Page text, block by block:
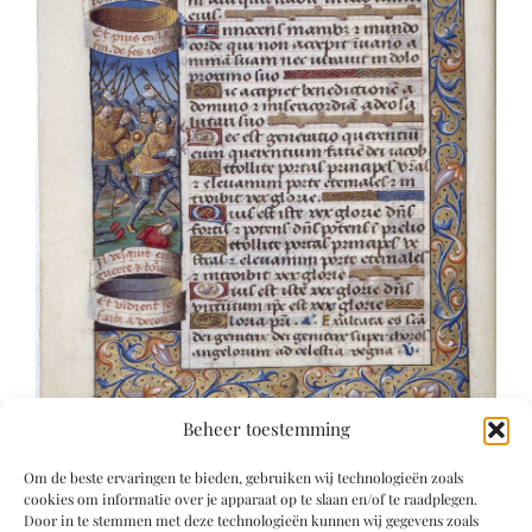
Beheer toestemming
Om de beste ervaringen te bieden, gebruiken wij technologieën zoals
cookies om informatie over je apparaat op te slaan en/of te raadplegen.
Door in te stemmen met deze technologieën kunnen wij gegevens zoals